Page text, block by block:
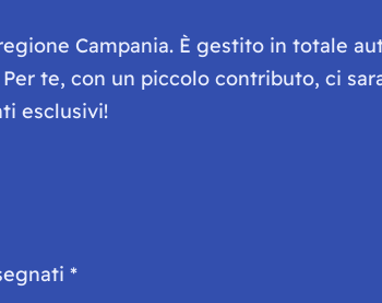
Campania. È gestito in totale
te, con un piccolo contributo, ci
esclusivi!
*